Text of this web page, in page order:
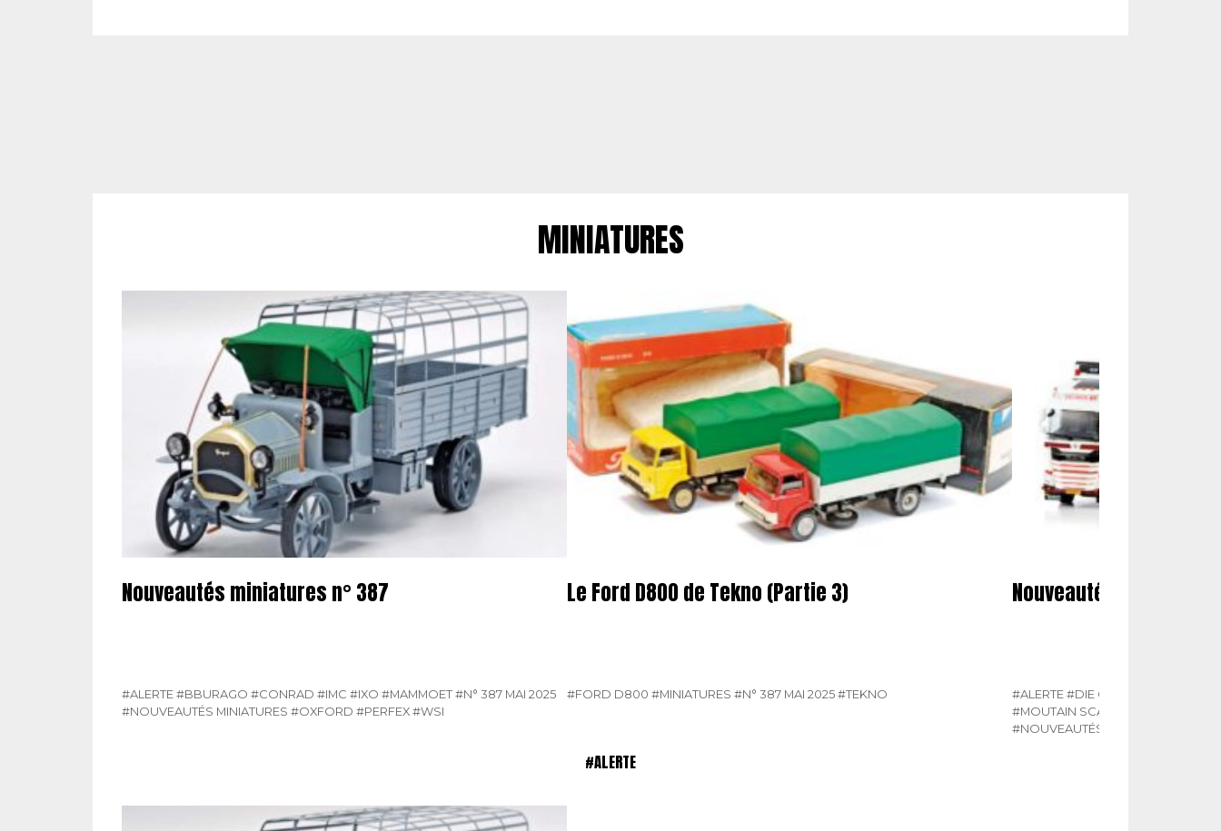
MINIATURES
Nouveautés miniatures n° 387
#ALERTE#BBURAGO #CONRAD #IMC #IXO #MAMMOET#N° 387 MAI 2025
#NOUVEAUTÉS MINIATURES #OXFORD #PERFEX#WSI
Le Ford D800 de Tekno (Partie 3)
#FORD D800 #MINIATURES #N° 387 MAI 2025#TEKNO
Nouveautés miniatures
#ALERTE#DIE CAST MASTERS
#MOUTAIN SCALE
#NOUVEAUTÉS MINIATURES
#ALERTE